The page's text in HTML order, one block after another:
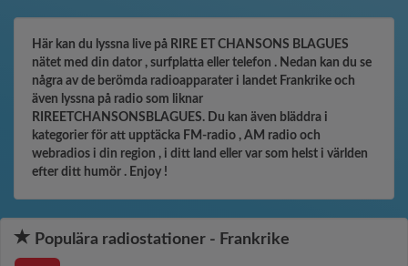
Här kan du lyssna live på RIRE ET CHANSONS BLAGUES
nätet med din dator , surfplatta eller telefon . Nedan kan du se
några av de berömda radioapparater i landet Frankrike och
även lyssna på radio som liknar
RIREETCHANSONSBLAGUES. Du kan även bläddra i
kategorier för att upptäcka FM-radio , AM radio och
webradios i din region , i ditt land eller var som helst i världen
efter ditt humör . Enjoy !
Populära radiostationer - Frankrike